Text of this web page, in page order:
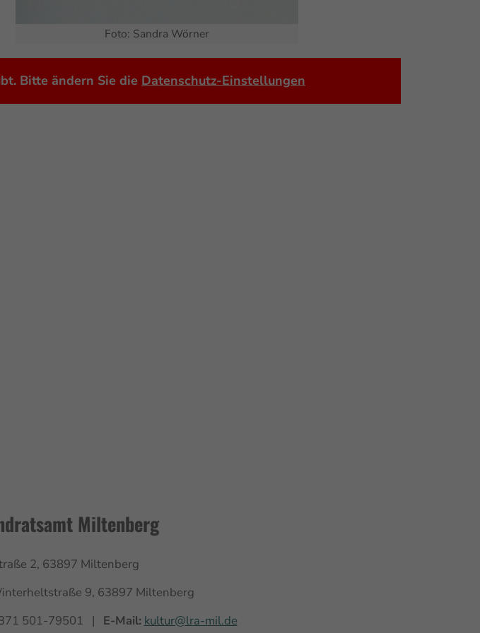
Foto: Sandra Wörner
Bitte ändern Sie die Datenschutz-Einstellungen
Miltenberg
2, 63897 Miltenberg
9, 63897 Miltenberg
501-79501 | E-Mail: kultur@lra-mil.de